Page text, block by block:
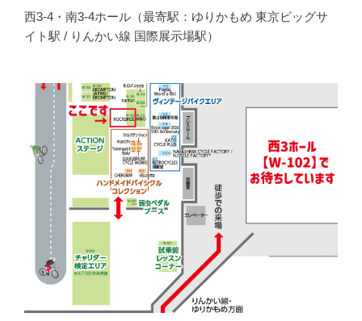
西3-4・南3-4ホール（最寄駅：ゆりかもめ 東京ビッグサ
イト駅 / りんかい線 国際展示場駅）